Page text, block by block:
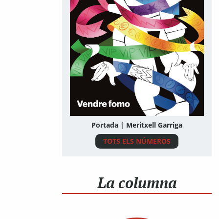
Portada | Meritxell Garriga
TOTS ELS NÚMEROS
La columna